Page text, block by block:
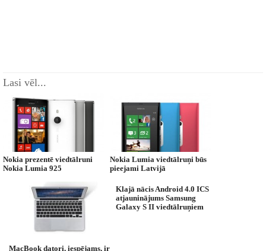
Lasi vēl...
Nokia prezentē viedtālruni
Nokia Lumia 925
Nokia Lumia viedtālruņi būs
pieejami Latvijā
MacBook datori, iespējams, ir
Klajā nācis Android 4.0 ICS
atjauninājums Samsung
Galaxy S II viedtālruņiem